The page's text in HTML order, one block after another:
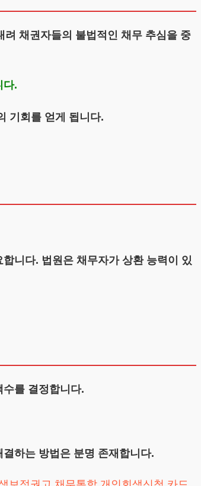
채권자들의 불법적인 채무 추심을 중
다.
기회를 얻게 됩니다.
니다. 법원은 채무자가 상환 능력이 있
를 결정합니다.
하는 방법은 분명 존재합니다.